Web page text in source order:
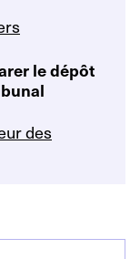
le dépôt
des